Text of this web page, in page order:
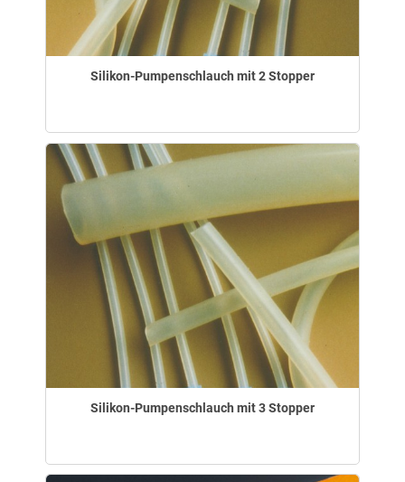
Silikon-Pumpenschlauch mit 2 Stopper
Silikon-Pumpenschlauch mit 3 Stopper